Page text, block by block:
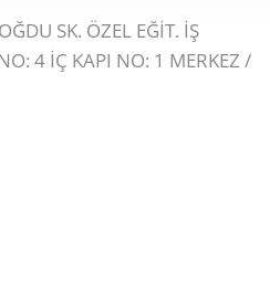
SK. ÖZEL EĞİT. İŞ
4 İÇ KAPI NO: 1 MERKEZ /